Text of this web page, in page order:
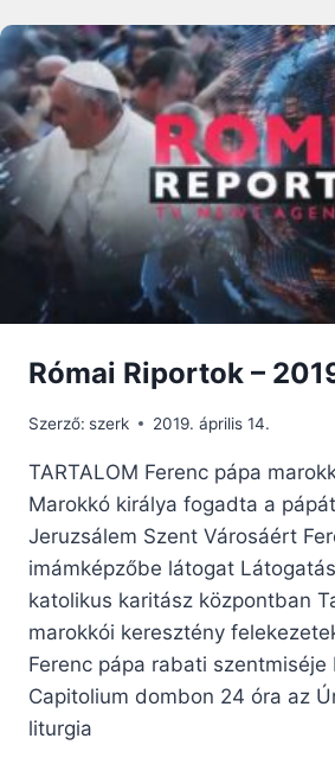
AUGUSZTUS
4.
Római Riportok –
Szerző: szerk 2019. április 14.
TARTALOM Ferenc pápa
Marokkó királya fogadta a
Jeruzsálem Szent Városáért
imámképzőbe látogat
katolikus karitász központban
marokkói keresztény
Ferenc pápa rabati szentmiséje
Capitolium dombon 24 óra az
liturgia